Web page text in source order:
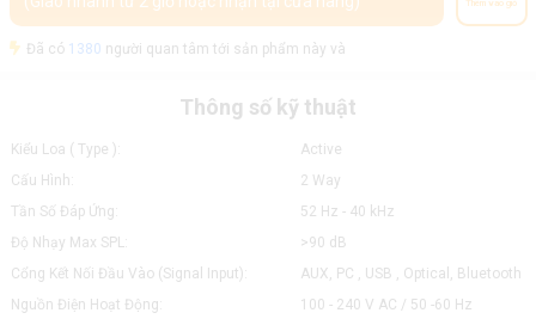
Thêm vào giỏ
Đã có 1380 người quan tâm tới sản phẩm này và
Thông số kỹ thuật
Kiểu Loa ( Type ):
Active
Cấu Hình:
2 Way
Tần Số Đáp Ứng:
52 Hz - 40 kHz
Độ Nhạy Max SPL:
>90 dB
Cổng Kết Nối Đầu Vào (Signal Input):
AUX, PC , USB , Optical, Bluetooth
Nguồn Điện Hoạt Động:
100 - 240 V AC / 50 -60 Hz